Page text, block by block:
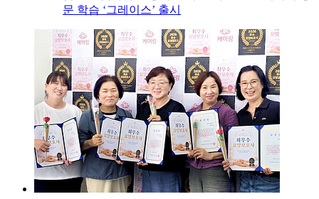
문 학습 ‘그레이스’ 출시